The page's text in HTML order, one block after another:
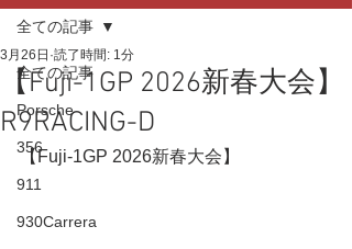
全ての記事
Porsche
356
911
930Carrera
全ての記事
【Fuji-1GP 2026新春大会】
R9RACING-D
3月26日 読了時間: 1分
【Fuji-1GP 2026新春大会】